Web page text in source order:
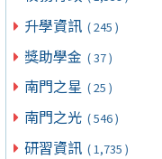
升學資訊 ( 245 )
獎助學金 ( 37 )
南門之星 ( 25 )
南門之光 ( 546 )
研習資訊 ( 1,735 )